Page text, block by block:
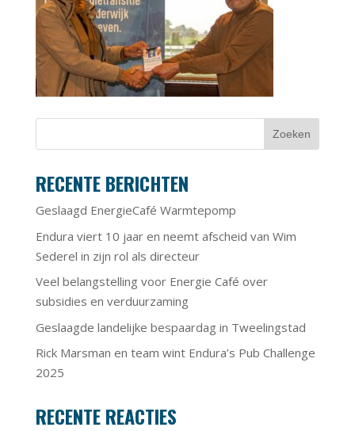
RECENTE BERICHTEN
Geslaagd EnergieCafé Warmtepomp
Endura viert 10 jaar en neemt afscheid van Wim
Sederel in zijn rol als directeur
Veel belangstelling voor Energie Café over
subsidies en verduurzaming
Geslaagde landelijke bespaardag in Tweelingstad
Rick Marsman en team wint Endura’s Pub Challenge
2025
RECENTE REACTIES